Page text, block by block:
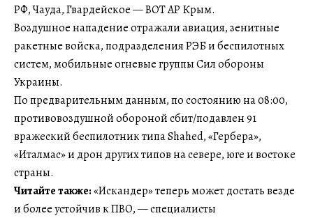
РФ, Чауда, Гвардейское — ВОТ АР Крым.
Воздушное нападение отражали авиация, зенитные
ракетные войска, подразделения РЭБ и беспилотных
систем, мобильные огневые группы Сил обороны
Украины.
По предварительным данным, по состоянию на 08:00,
противовоздушной обороной сбит/подавлен 91
вражеский беспилотник типа Shahed, «Гербера»,
«Италмас» и дрон других типов на севере, юге и востоке
страны.
Читайте также:«Искандер» теперь может достать везде
и более устойчив к ПВО, — специалисты